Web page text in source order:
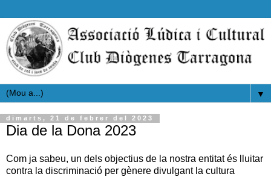
▼
dimarts, 21 de febrer del 2023
Dia de la Dona 2023
Com ja sabeu, un dels objectius de la nostra entitat és lluitar
contra la discriminació per gènere divulgant la cultura